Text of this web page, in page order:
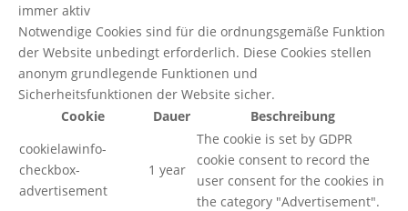
immer aktiv
Notwendige Cookies sind für die ordnungsgemäße Funktion
der Website unbedingt erforderlich. Diese Cookies stellen
anonym grundlegende Funktionen und
Sicherheitsfunktionen der Website sicher.
Cookie
Dauer
Beschreibung
cookielawinfo-
checkbox-
advertisement
1 year
The cookie is set by GDPR
cookie consent to record the
user consent for the cookies in
the category "Advertisement".